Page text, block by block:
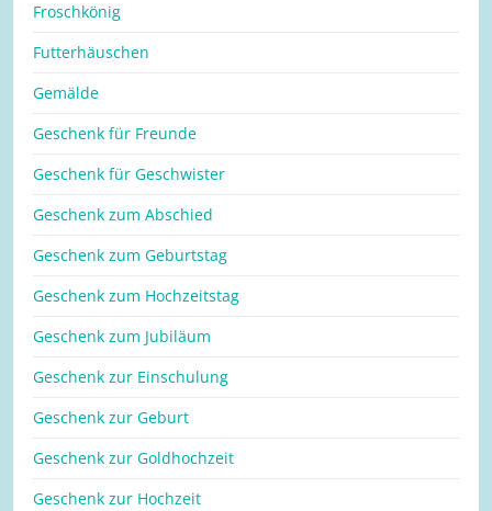
Froschkönig
Futterhäuschen
Gemälde
Geschenk für Freunde
Geschenk für Geschwister
Geschenk zum Abschied
Geschenk zum Geburtstag
Geschenk zum Hochzeitstag
Geschenk zum Jubiläum
Geschenk zur Einschulung
Geschenk zur Geburt
Geschenk zur Goldhochzeit
Geschenk zur Hochzeit